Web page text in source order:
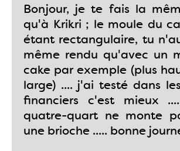
Bonjour, je te fais la
qu'à Krikri ; le moule du
étant rectangulaire, tu
même rendu qu'avec un
cake par exemple (plus
large) .... j'ai testé dans
financiers c'est mieux
quatre-quart ne monte
une brioche ..... bonne